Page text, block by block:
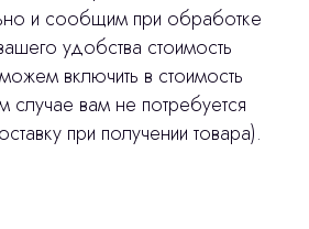
и сообщим при обработке
удобства стоимость
включить в стоимость
случае вам не потребуется
при получении товара).